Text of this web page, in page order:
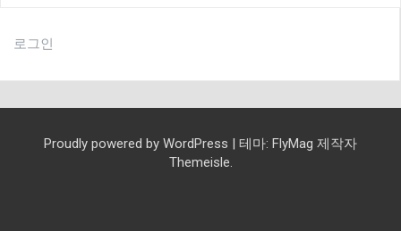
션
로그인
Proudly powered by WordPress | 테마: FlyMag 제작자
Themeisle.